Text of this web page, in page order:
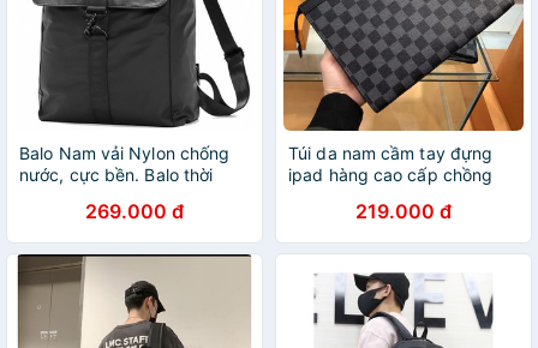
Balo Nam vải Nylon chống
nước, cực bền. Balo thời
269.000 đ
Túi da nam cầm tay đựng
ipad hàng cao cấp chồng
219.000 đ